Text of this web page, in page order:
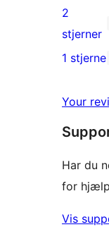
3-
stjernet
0
2-
2
stjerner
stjernet
1 stjerne
Your
Har du
for
Vis